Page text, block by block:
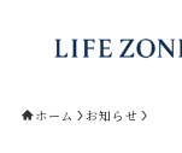
ホーム お知らせ